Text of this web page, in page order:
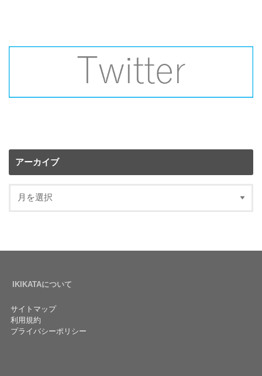
アーカイブ
IKIKATAについて
サイトマップ
利用規約
プライバシーポリシー